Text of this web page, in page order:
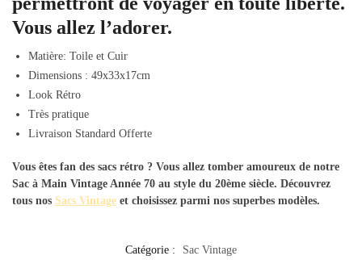
Vous allez l’adorer.
Matière: Toile et Cuir
Dimensions : 49x33x17cm
Look Rétro
Très pratique
Livraison Standard Offerte
Vous êtes fan des sacs rétro ? Vous allez tomber amoureux de notre
Sac à Main Vintage Année 70 au style du 20ème siècle. Découvrez
tous nos Sacs Vintage et choisissez parmi nos superbes modèles.
Catégorie :
Sac Vintage